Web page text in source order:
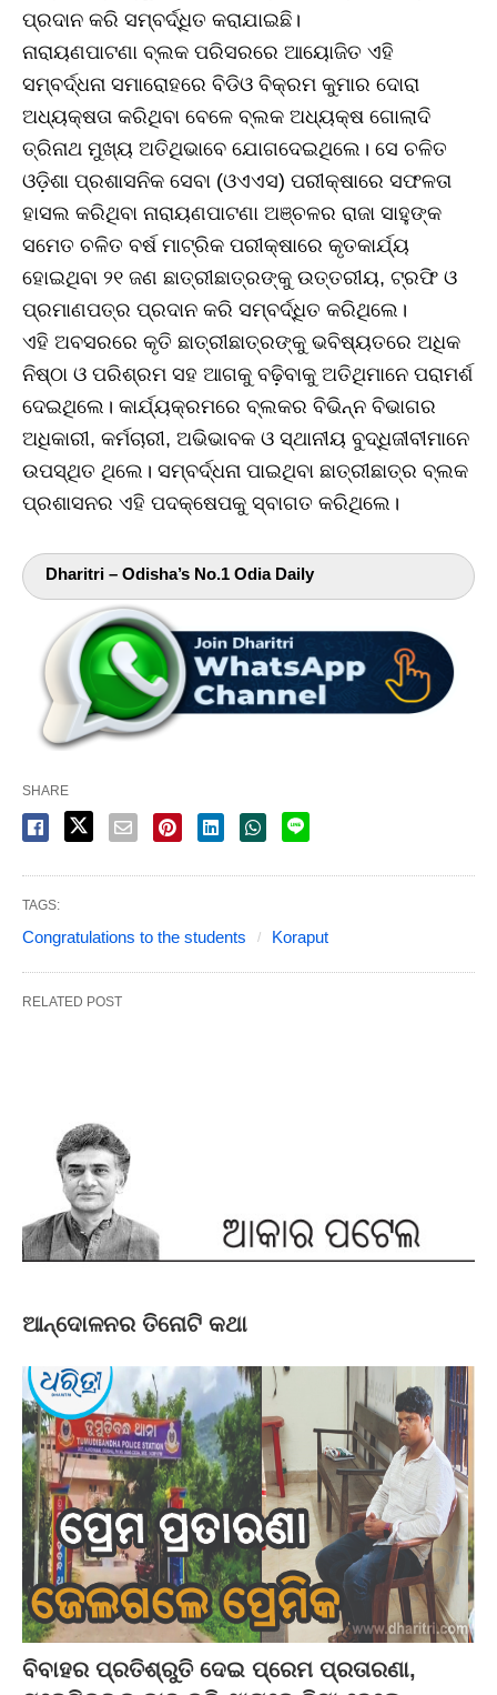
ପ୍ରଦାନ କରି ସମ୍ବର୍ଦ୍ଧିତ କରାଯାଇଛି।
ନାରାୟଣପାଟଣା ବ୍ଲକ ପରିସରରେ ଆୟୋଜିତ ଏହି
ସମ୍ବର୍ଦ୍ଧନା ସମାରୋହରେ ବିଡିଓ ବିକ୍ରମ କୁମାର ଦୋରା
ଅଧ୍ୟକ୍ଷତା କରିଥିବା ବେଳେ ବ୍ଲକ ଅଧ୍ୟକ୍ଷ ଗୋଲାଦି
ତ୍ରିନାଥ ମୁଖ୍ୟ ଅତିଥିଭାବେ ଯୋଗଦେଇଥିଲେ। ସେ ଚଳିତ
ଓଡ଼ିଶା ପ୍ରଶାସନିକ ସେବା (ଓଏଏସ) ପରୀକ୍ଷାରେ ସଫଳତା
ହାସଲ କରିଥିବା ନାରାୟଣପାଟଣା ଅଞ୍ଚଳର ରାଜା ସାହୁଙ୍କ
ସମେତ ଚଳିତ ବର୍ଷ ମାଟ୍ରିକ ପରୀକ୍ଷାରେ କୃତକାର୍ଯ୍ୟ
ହୋଇଥିବା ୨୧ ଜଣ ଛାତ୍ରୀଛାତ୍ରଙ୍କୁ ଉତ୍ତରୀୟ, ଟ୍ରଫି ଓ
ପ୍ରମାଣପତ୍ର ପ୍ରଦାନ କରି ସମ୍ବର୍ଦ୍ଧିତ କରିଥିଲେ।
ଏହି ଅବସରରେ କୃତି ଛାତ୍ରୀଛାତ୍ରଙ୍କୁ ଭବିଷ୍ୟତରେ ଅଧିକ
ନିଷ୍ଠା ଓ ପରିଶ୍ରମ ସହ ଆଗକୁ ବଢ଼ିବାକୁ ଅତିଥିମାନେ ପରାମର୍ଶ
ଦେଇଥିଲେ। କାର୍ଯ୍ୟକ୍ରମରେ ବ୍ଲକର ବିଭିନ୍ନ ବିଭାଗର
ଅଧିକାରୀ, କର୍ମଚାରୀ, ଅଭିଭାବକ ଓ ସ୍ଥାନୀୟ ବୁଦ୍ଧିଜୀବୀମାନେ
ଉପସ୍ଥିତ ଥିଲେ। ସମ୍ବର୍ଦ୍ଧନା ପାଇଥିବା ଛାତ୍ରୀଛାତ୍ର ବ୍ଲକ
ପ୍ରଶାସନର ଏହି ପଦକ୍ଷେପକୁ ସ୍ବାଗତ କରିଥିଲେ।
Dharitri – Odisha’s No.1 Odia Daily
SHARE
TAGS:
Congratulations to the students Koraput
RELATED POST
ଆନ୍ଦୋଳନର ତିନୋଟି କଥା
ବିବାହର ପ୍ରତିଶ୍ରୁତି ଦେଇ ପ୍ରେମ ପ୍ରତାରଣା,